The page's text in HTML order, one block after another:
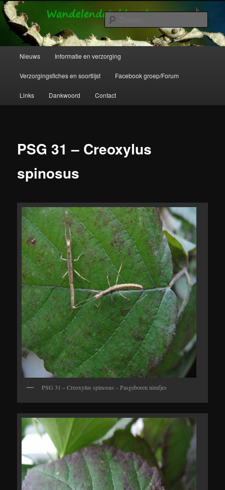
Spring
naar
primaire
inhoudWandelende Takken en Wandelende
Bladeren
Wandelende takken en wandelende bladeren info en verzorging.
Nieuws Informatie en verzorging
Verzorgingsfiches en soortlijst Facebook groep/Forum
Links Dankwoord Contact
PSG 31 – Creoxylus
spinosus
PSG 31 – Creoxylus spinosus – Pasgeboren nimfjes